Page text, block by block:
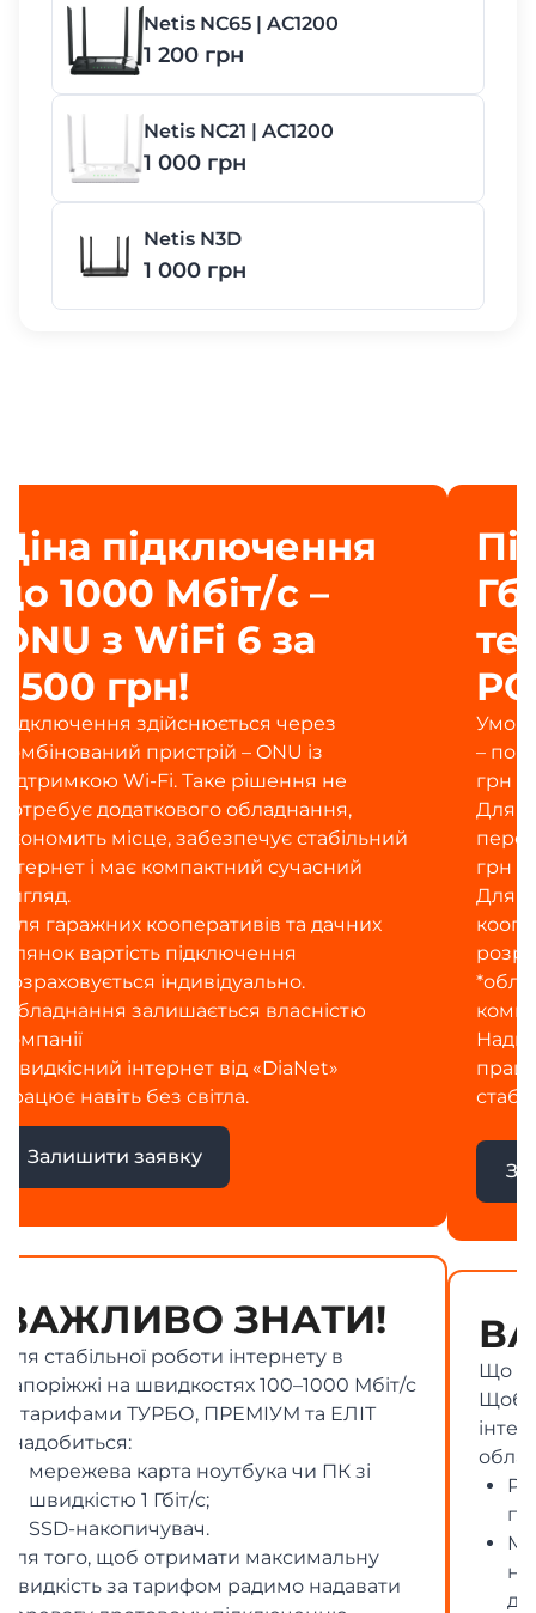
Netis NC65 | AC1200
1 200 грн
Netis NC21 | AC1200
1 000 грн
Netis N3D
1 000 грн
Підключення від 1
Гбіт/с за
технологією 10G
PON
Умова підключення для нових абонентів
– поповнення особового рахунку на 1800
грн
Для чинних абонентів DiaNet при
переході на 10G – поповнення на 1000
грн
Для дачних ділянок і гаражних
кооперативів – підключення
розраховується індивідуально.
*обладнання залишається власністю
компанії
Надшвидкісний інтернет від DiaNet
працює навіть без електроенергії —
стабільність у будь-яких умовах.
Залишити заявку
ВАЖЛИВО ЗНАТИ!
Що потрібно для підключення 10G
Щоб повноцінно користуватися 10G-
інтернетом, вам знадобиться сучасне
обладнання:
Роутер із портами 2.5G / 5G / 10G та
підтримкою Wi-Fi 6 або Wi-Fi 7
Мережева карта в ПК або ноутбуці з
необхідною апаратною підтримкою
для роботи з багатогігабітними